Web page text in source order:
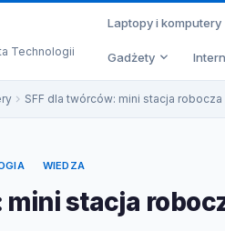
Technologii
Laptopy i komputery
Gadżety
SFF dla twórców: mini stacja
WIEDZA
mini stacja